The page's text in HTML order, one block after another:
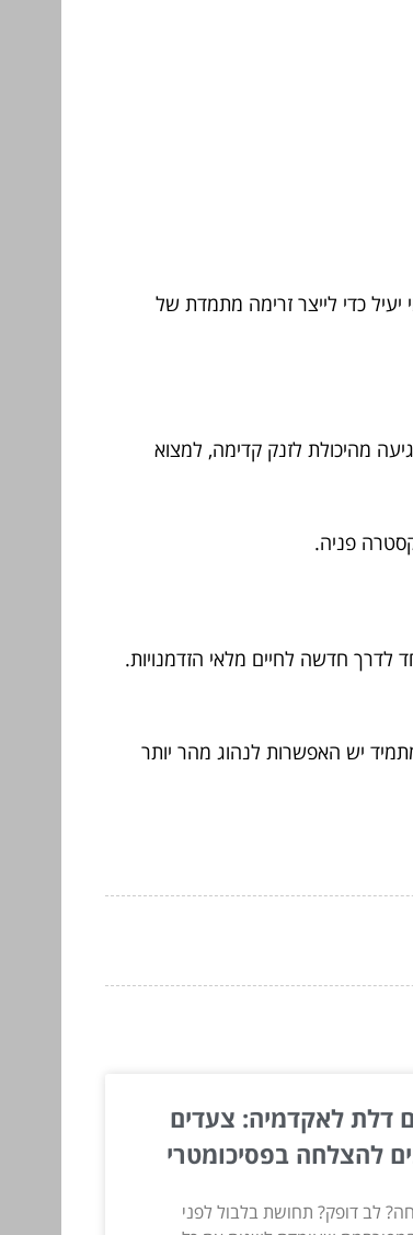
יעיל כדי לייצר זרימה מתמדת של
מהיכולת לזנק קדימה, למצוא
פניה.
לדרך חדשה לחיים מלאי הזדמנויות.
יש האפשרות לנהוג מהר יותר
דלת לאקדמיה: צעדים
להצלחה בפסיכומטרי
לב דופק? תחושת בלבול לפני